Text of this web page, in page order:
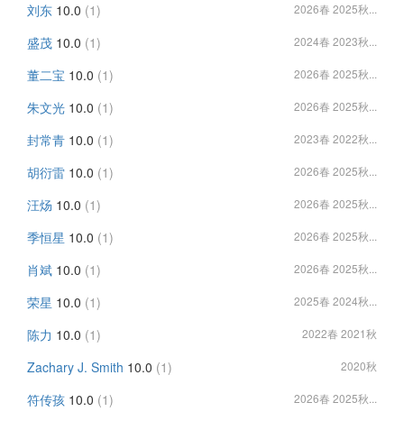
刘东 10.0 (1) 2026春 2025秋...
盛茂 10.0 (1) 2024春 2023秋...
董二宝 10.0 (1) 2026春 2025秋...
朱文光 10.0 (1) 2026春 2025秋...
封常青 10.0 (1) 2023春 2022秋...
胡衍雷 10.0 (1) 2026春 2025秋...
汪炀 10.0 (1) 2026春 2025秋...
季恒星 10.0 (1) 2026春 2025秋...
肖斌 10.0 (1) 2026春 2025秋...
荣星 10.0 (1) 2025春 2024秋...
陈力 10.0 (1) 2022春 2021秋
Zachary J. Smith 10.0 (1) 2020秋
符传孩 10.0 (1) 2026春 2025秋...